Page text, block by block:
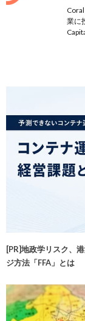
業に
[PR]地政学リスク、
ジ方法「FFA」とは